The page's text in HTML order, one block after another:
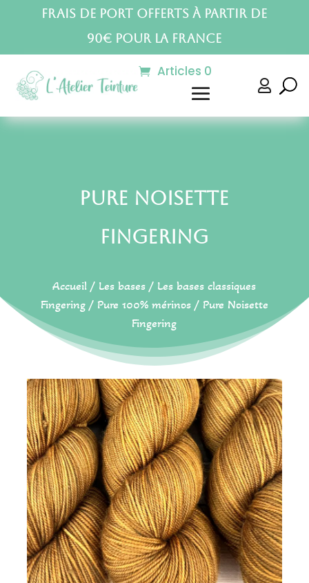
Frais de port offerts à partir de
90€ pour la France
Articles 0

Pure Noisette
Fingering
Accueil / Les bases / Les bases classiques
Fingering/ Pure 100% mérinos/ Pure Noisette
Fingering